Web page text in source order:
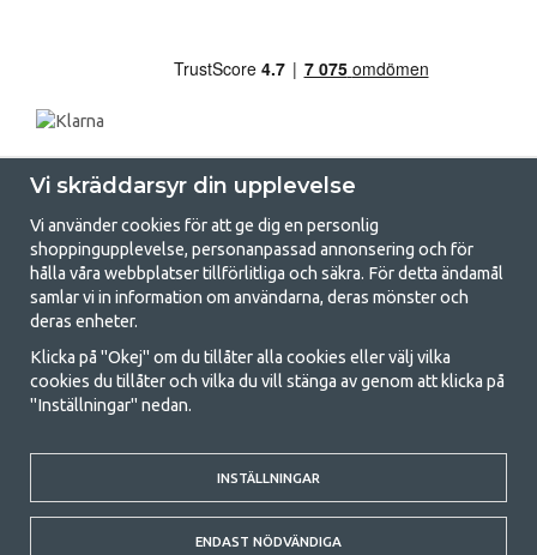
GetCamping.se - Din butik för camping
och uteliv
Att campa kan antingen vara en livsstil eller ett sätt att samla familjen
för ett gemensamt äventyr. Oavsett vilken kategori du tillhör hittar du
med att campa så därför erbjuder vi riktigt bra priser på familjetält,
husvagnstält och all annan utrustning för camping och friluftsliv. Vårt
mål är att i varje priskategori erbjuda den bästa campingutrustningen
gällande kvalitet och funktionalitet. Ta gärna kontakt med oss om det
är något du saknar eller vill veta mer om.
Vi skräddarsyr din upplevelse
Vi använder cookies för att ge dig en personlig
shoppingupplevelse, personanpassad annonsering och för
hålla våra webbplatser tillförlitliga och säkra. För detta ändamål
samlar vi in information om användarna, deras mönster och
deras enheter.
Klicka på "Okej" om du tillåter alla cookies eller välj vilka
cookies du tillåter och vilka du vill stänga av genom att klicka på
"Inställningar" nedan.
INSTÄLLNINGAR
ENDAST NÖDVÄNDIGA